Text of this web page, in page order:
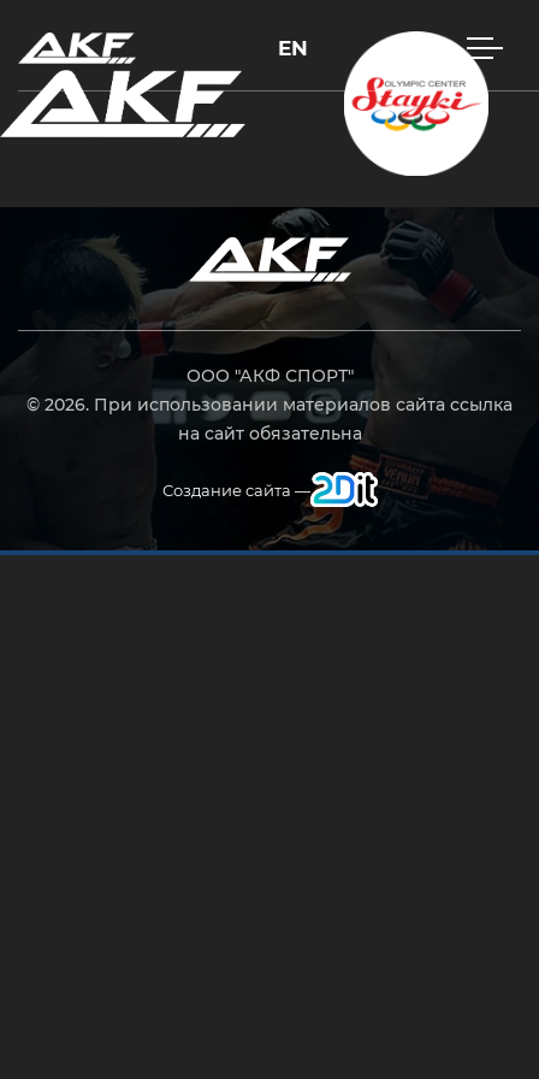
EN
ООО "АКФ СПОРТ"
© 2026. При использовании материалов сайта ссылка
на сайт обязательна
Создание сайта —
Нажмите Enter для поиска или Esc, чтобы закрыть